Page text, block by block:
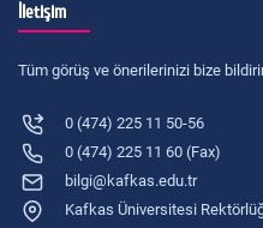
İletişim
Tüm görüş ve önerilerinizi bize
0 (474) 225 11 50-56
0 (474) 225 11 60 (Fax)
bilgi@kafkas.edu.tr
Kafkas Üniversitesi